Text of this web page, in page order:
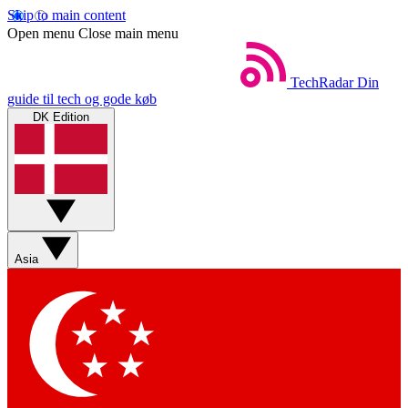
Skip to main content
Open menu Close main menu
TechRadar Din
guide til tech og gode køb
DK Edition
Asia